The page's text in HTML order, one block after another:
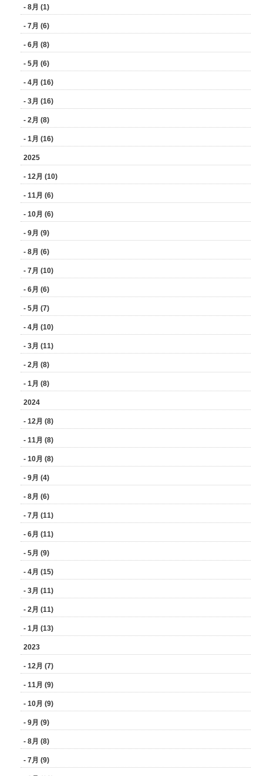
- 8月 (1)
- 7月 (6)
- 6月 (8)
- 5月 (6)
- 4月 (16)
- 3月 (16)
- 2月 (8)
- 1月 (16)
2025
- 12月 (10)
- 11月 (6)
- 10月 (6)
- 9月 (9)
- 8月 (6)
- 7月 (10)
- 6月 (6)
- 5月 (7)
- 4月 (10)
- 3月 (11)
- 2月 (8)
- 1月 (8)
2024
- 12月 (8)
- 11月 (8)
- 10月 (8)
- 9月 (4)
- 8月 (6)
- 7月 (11)
- 6月 (11)
- 5月 (9)
- 4月 (15)
- 3月 (11)
- 2月 (11)
- 1月 (13)
2023
- 12月 (7)
- 11月 (9)
- 10月 (9)
- 9月 (9)
- 8月 (8)
- 7月 (9)